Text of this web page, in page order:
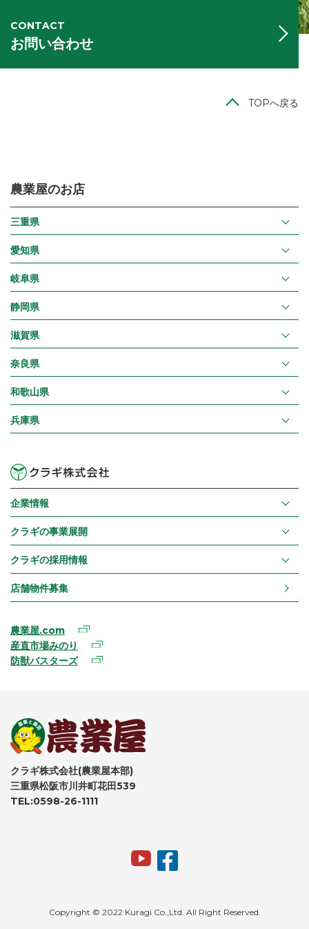
CONTACT
お問い合わせ
TOPへ戻る
農業屋のお店
三重県
愛知県
岐阜県
静岡県
滋賀県
奈良県
和歌山県
兵庫県
企業情報
クラギの事業展開
クラギの採用情報
店舗物件募集
農業屋.com
産直市場みのり
防獣バスターズ
クラギ株式会社(農業屋本部)
三重県松阪市川井町花田539
TEL:0598-26-1111
Copyright © 2022 Kuragi Co.,Ltd. All Right Reserved.